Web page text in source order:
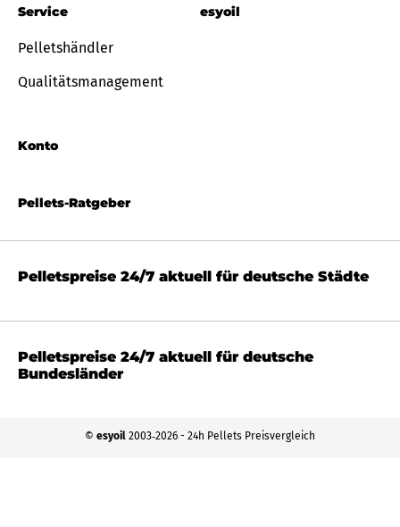
Pellets-Ratgeber
Service
Pelletshändler
Qualitätsmanagement
Konto
esyoil
Pelletspreise 24/7 aktuell für deutsche Städte
Pelletspreise 24/7 aktuell für deutsche
Bundesländer
© esyoil 2003‐2026 - 24h Pellets Preisvergleich